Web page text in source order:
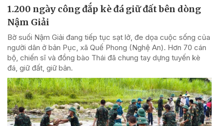
1.200 ngày công đắp kè đá giữ đất bên dòng
Nậm Giải
Bờ suối Nậm Giải đang tiếp tục sạt lở, đe dọa cuộc sống của
người dân ở bản Pục, xã Quế Phong (Nghệ An). Hơn 70 cán
bộ, chiến sĩ và đồng bào Thái đã chung tay dựng tuyến kè
đá, giữ đất, giữ bản.